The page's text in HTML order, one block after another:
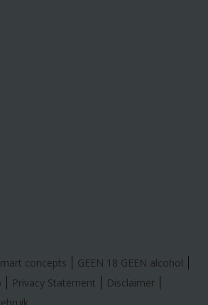
concepts
GEEN 18 GEEN alcohol
Privacy Statement
Disclaimer